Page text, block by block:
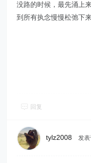
没路的时候，最先涌上
到所有执念慢慢松弛下
回复
tylz2008 发